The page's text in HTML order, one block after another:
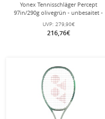
Yonex Tennisschläger Percept
97in/290g olivegrün - unbesaitet -
UVP: 279,90€
216,76€